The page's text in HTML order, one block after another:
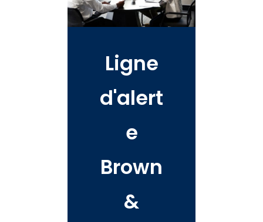
Ligne
d'alert
e
Brown
&